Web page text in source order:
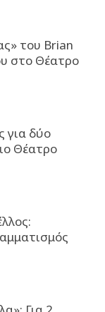
του Brian
στο Θέατρο
για δύο
Θέατρο